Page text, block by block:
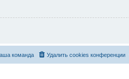
Удалить cookies конференции
команда